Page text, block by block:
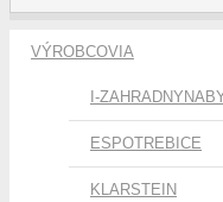
VÝROBCOVIA
I-
ESPOTREBICE
KLARSTEIN